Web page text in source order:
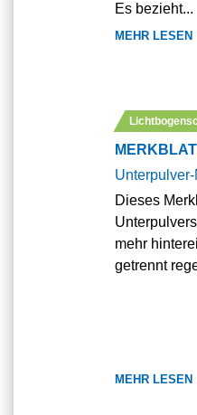
Es bezieht...
MEHR LESEN
Dieses
mehr
getrennt
MEHR LESEN